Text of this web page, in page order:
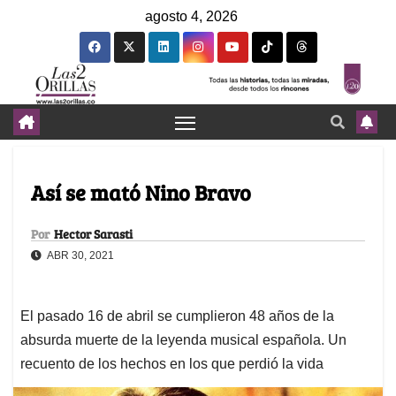
agosto 4, 2026
Así se mató Nino Bravo
Por Hector Sarasti
ABR 30, 2021
El pasado 16 de abril se cumplieron 48 años de la
absurda muerte de la leyenda musical española. Un
recuento de los hechos en los que perdió la vida